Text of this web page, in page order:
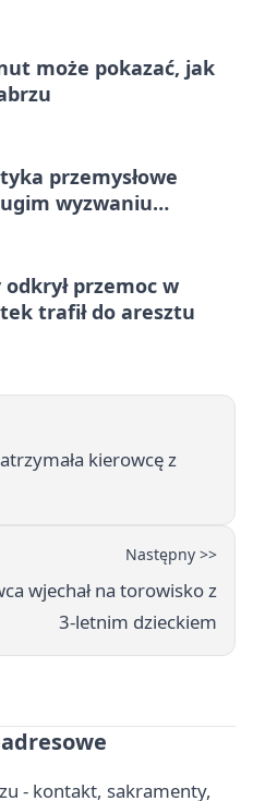
może pokazać, jak
przemysłowe
wyzwaniu
przemoc w
trafił do aresztu
kierowcę z
Następny >>
wjechał na torowisko z
3‑letnim dzieckiem
- kontakt, sakramenty,